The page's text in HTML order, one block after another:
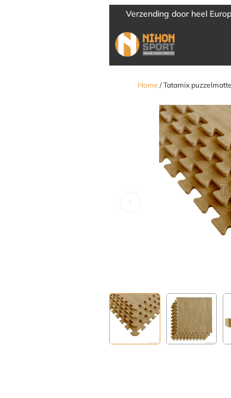
Verzending door heel Europa
Home / Tatamix